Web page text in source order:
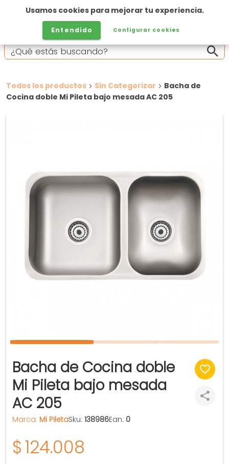
Todos los productos Sin Categorizar
Bacha de
Cocina doble Mi Pileta bajo mesada AC 205
Bacha de Cocina doble
Mi Pileta bajo mesada
AC 205
Marca: Mi PiletaSku: 138986Ean: 0
$124.008
Usamos cookies para mejorar tu experiencia.
Entendido Configurar cookies